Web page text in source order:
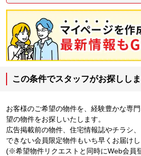
この条件でスタッフがお探しし
お客様のご希望の物件を、経験豊かな専
望の物件をお探しいたします。
広告掲載前の物件、住宅情報誌やチラシ
できない会員限定物件もいち早くお届けし
(※希望物件リクエストと同時にWeb会員